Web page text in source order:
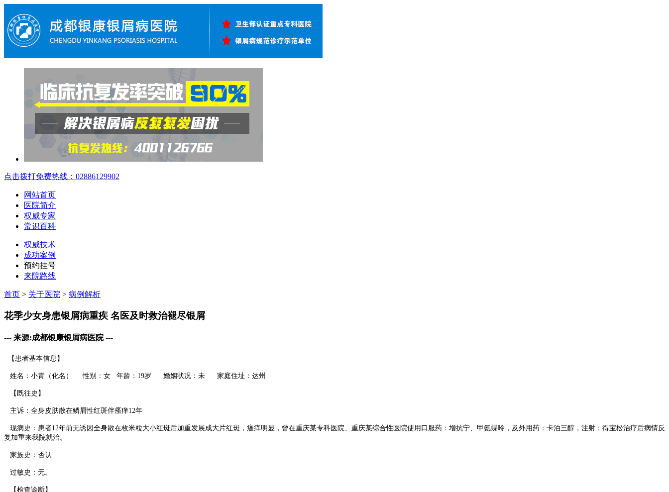
点击拨打免费热线：02886129902
网站首页
医院简介
权威专家
常识百科
权威技术
成功案例
预约挂号
来院路线
首页 > 关于医院 > 病例解析
花季少女身患银屑病重疾 名医及时救治褪尽银屑
--- 来源:成都银康银屑病医院 ---
【患者基本信息】
姓名：小青（化名） 性别：女 年龄：19岁 婚姻状况：未 家庭住址：达州
【既往史】
主诉：全身皮肤散在鳞屑性红斑伴瘙痒12年
现病史：患者12年前无诱因全身散在枚米粒大小红斑后加重发展成大片红斑，瘙痒明显，曾在重庆某专科医院、重庆某综合性医院使用口服药：增抗宁、甲氨蝶呤，及外用药：卡泊三醇，注射：得宝松治疗后病情反
复加重来我院就治。
家族史：否认
过敏史：无。
【检查诊断】